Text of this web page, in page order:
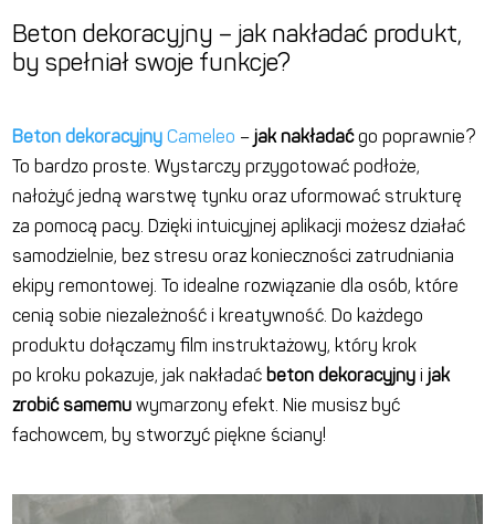
Beton dekoracyjny – jak nakładać produkt,
by spełniał swoje funkcje?
Beton dekoracyjny Cameleo –jak nakładaćgo poprawnie?
To bardzo proste. Wystarczy przygotować podłoże,
nałożyć jedną warstwę tynku oraz uformować strukturę
za pomocą pacy. Dzięki intuicyjnej aplikacji możesz działać
samodzielnie, bez stresu oraz konieczności zatrudniania
ekipy remontowej. To idealne rozwiązanie dla osób, które
cenią sobie niezależność i kreatywność.Do każdego
produktu dołączamy film instruktażowy, który krok
po kroku pokazuje, jak nakładać beton dekoracyjny ijak
zrobić samemu wymarzony efekt. Nie musisz być
fachowcem, by stworzyć piękne ściany!